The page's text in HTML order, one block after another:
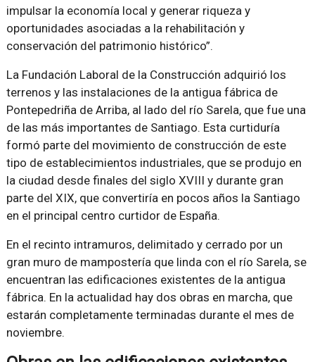
impulsar la economía local y generar riqueza y
oportunidades asociadas a la rehabilitación y
conservación del patrimonio histórico .
La Fundación Laboral de la Construcción adquirió los
terrenos y las instalaciones de la antigua fábrica de
Pontepedriña de Arriba, al lado del río Sarela, que fue una
de las más importantes de Santiago. Esta curtiduría
formó parte del movimiento de construcción de este
tipo de establecimientos industriales, que se produjo en
la ciudad desde finales del siglo XVIII y durante gran
parte del XIX, que convertiría en pocos años la Santiago
en el principal centro curtidor de España.
En el recinto intramuros, delimitado y cerrado por un
gran muro de mampostería que linda con el río Sarela, se
encuentran las edificaciones existentes de la antigua
fábrica. En la actualidad hay dos obras en marcha, que
estarán completamente terminadas durante el mes de
noviembre.